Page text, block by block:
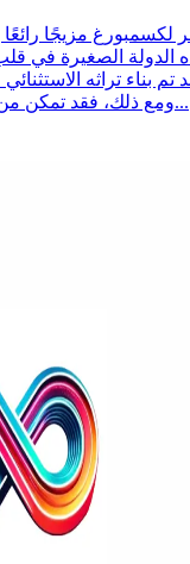
لكسمبورغ مزيجًا رائعًا
الدولة الصغيرة في قلب
تم بناء تراثه
ومع ذلك، فقد تمكن من الحفاظ على هوية وطنية قوية وممي...